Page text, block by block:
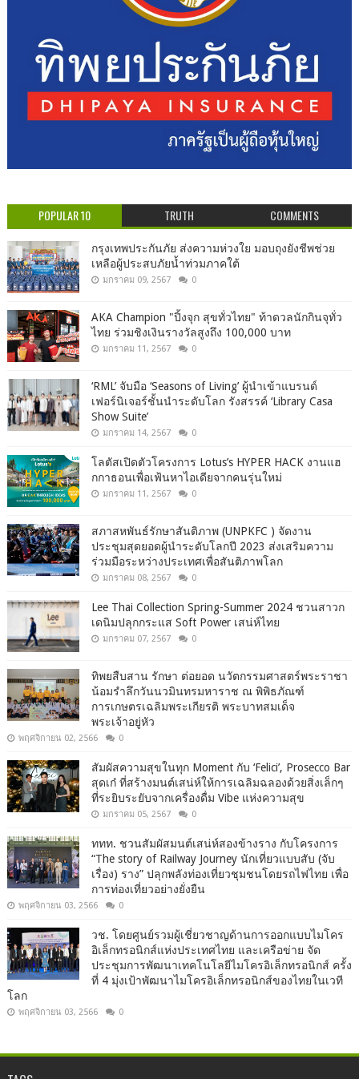
POPULAR 10 TRUTH COMMENTS
กรุงเทพประกันภัย ส่งความห่วงใย มอบถุงยังชีพช่วย
เหลือผู้ประสบภัยน้ำท่วมภาคใต้
มกราคม 09, 2567 0
AKA Champion "ปิ้งจุก สุขทั่วไทย" ท้าดวลนักกินจุทั่ว
ไทย ร่วมชิงเงินรางวัลสูงถึง 100,000 บาท
มกราคม 11, 2567 0
‘RML’ จับมือ ‘Seasons of Living’ ผู้นำเข้าแบรนด์
เฟอร์นิเจอร์ชั้นนำระดับโลก รังสรรค์ ‘Library Casa
Show Suite’
มกราคม 14, 2567 0
โลตัสเปิดตัวโครงการ Lotus’s HYPER HACK งานแฮ
กกาธอนเพื่อเฟ้นหาไอเดียจากคนรุ่นใหม่
มกราคม 11, 2567 0
สภาสหพันธ์รักษาสันติภาพ (UNPKFC ) จัดงาน
ประชุมสุดยอดผู้นำระดับโลกปี 2023 ส่งเสริมความ
ร่วมมือระหว่างประเทศเพื่อสันติภาพโลก
มกราคม 08, 2567 0
Lee Thai Collection Spring-Summer 2024 ชวนสาวก
เดนิมปลุกกระแส Soft Power เสน่ห์ไทย
มกราคม 07, 2567 0
ทิพยสืบสาน รักษา ต่อยอด นวัตกรรมศาสตร์พระราชา
น้อมรำลึกวันนวมินทรมหาราช ณ พิพิธภัณฑ์
การเกษตรเฉลิมพระเกียรติ พระบาทสมเด็จ
พระเจ้าอยู่หัว
พฤศจิกายน 02, 2566 0
สัมผัสความสุขในทุก Moment กับ ‘Felici’, Prosecco Bar
สุดเก๋ ที่สร้างมนต์เสน่ห์ให้การเฉลิมฉลองด้วยสิ่งเล็กๆ
ที่ระยิบระยับจากเครื่องดื่ม Vibe แห่งความสุข
มกราคม 05, 2567 0
ททท. ชวนสัมผัสมนต์เสน่ห์สองข้างราง กับโครงการ
“The story of Railway Journey นักเที่ยวแบบสับ (จับ
เรื่อง) ราง” ปลุกพลังท่องเที่ยวชุมชนโดยรถไฟไทย เพื่อ
การท่องเที่ยวอย่างยั่งยืน
พฤศจิกายน 03, 2566 0
วช. โดยศูนย์รวมผู้เชี่ยวชาญด้านการออกแบบไมโคร
อิเล็กทรอนิกส์แห่งประเทศไทย และเครือข่าย จัด
ประชุมการพัฒนาเทคโนโลยีไมโครอิเล็กทรอนิกส์ ครั้ง
ที่ 4 มุ่งเป้าพัฒนาไมโครอิเล็กทรอนิกส์ของไทยในเวที
โลก
พฤศจิกายน 03, 2566 0